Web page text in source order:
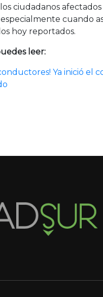
ciudadanos
cuando
hoy reportados.
leer:
Ya inició el